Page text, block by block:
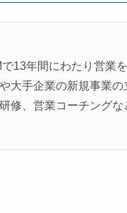
13年間にわたり営業
大手企業の新規事業
修、営業コーチング